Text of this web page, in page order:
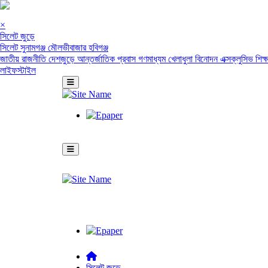
×
সিলেট জুড়ে
সিলেটসুনামগঞ্জ মৌলভীবাজারহবিগঞ্জ
জাতীয় রাজনীতিদেশজুড়ে আন্তর্জাতিক প্রবাসগণমাধ্যমখেলাধুলা বিনোদনএক্সক্লুসিভ
লাইফস্টাইল